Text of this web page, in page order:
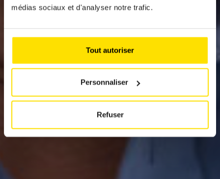
médias sociaux et d'analyser notre trafic.
Tout autoriser
Personnaliser
Refuser
BIENTÔT LES
VACANCES